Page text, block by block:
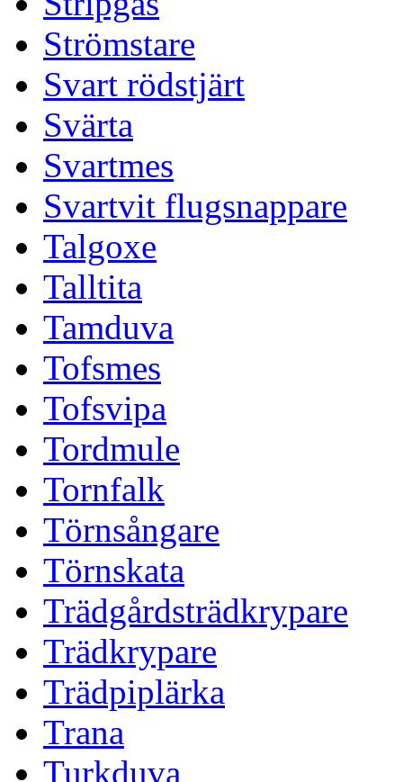
Strömstare
Svart rödstjärt
Svärta
Svartmes
Svartvit flugsnappare
Talgoxe
Talltita
Tamduva
Tofsmes
Tofsvipa
Tordmule
Tornfalk
Törnsångare
Törnskata
Trädgårdsträdkrypare
Trädkrypare
Trädpiplärka
Trana
Turkduva